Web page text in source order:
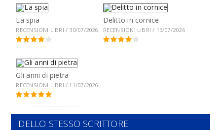
La spia
RECENSIONI LIBRI / 30/07/2026
Delitto in cornice
RECENSIONI LIBRI / 13/07/2026
Gli anni di pietra
RECENSIONI LIBRI / 11/07/2026
DELLO STESSO SCRITTORE